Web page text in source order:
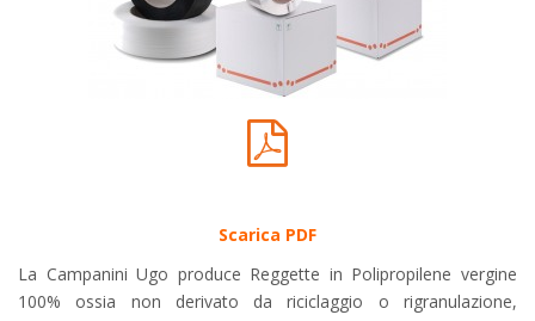
Scarica PDF
La Campanini Ugo produce Reggette in Polipropilene vergine
100% ossia non derivato da riciclaggio o rigranulazione,